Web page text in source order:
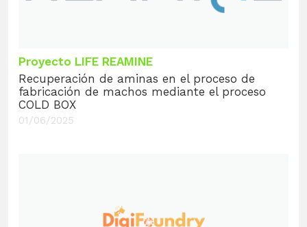
Proyecto LIFE REAMINE
Recuperación de aminas en el proceso de
fabricación de machos mediante el proceso
COLD BOX
01/06/2025